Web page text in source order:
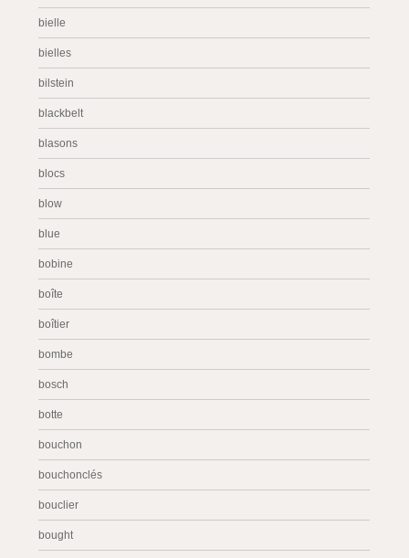
bielle
bielles
bilstein
blackbelt
blasons
blocs
blow
blue
bobine
boîte
boîtier
bombe
bosch
botte
bouchon
bouchonclés
bouclier
bought